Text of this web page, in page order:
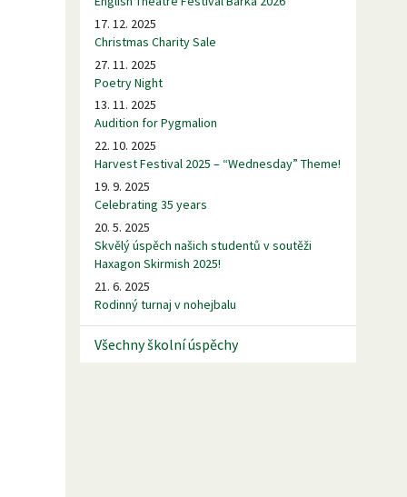
17. 12. 2025
Christmas Charity Sale
27. 11. 2025
Poetry Night
13. 11. 2025
Audition for Pygmalion
22. 10. 2025
Harvest Festival 2025 – “Wednesday” Theme!
19. 9. 2025
Celebrating 35 years
20. 5. 2025
Skvělý úspěch našich studentů v soutěži
Haxagon Skirmish 2025!
21. 6. 2025
Rodinný turnaj v nohejbalu
Všechny školní úspěchy